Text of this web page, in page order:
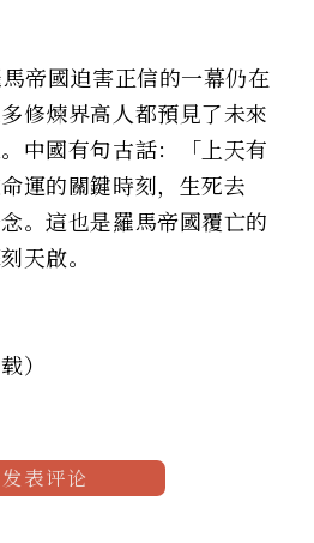
帝國迫害正信的一幕仍在
修煉界高人都預見了未來
中國有句古話：「上天有
運的關鍵時刻，生死去
。這也是羅馬帝國覆亡的
天啟。
）
发表评论